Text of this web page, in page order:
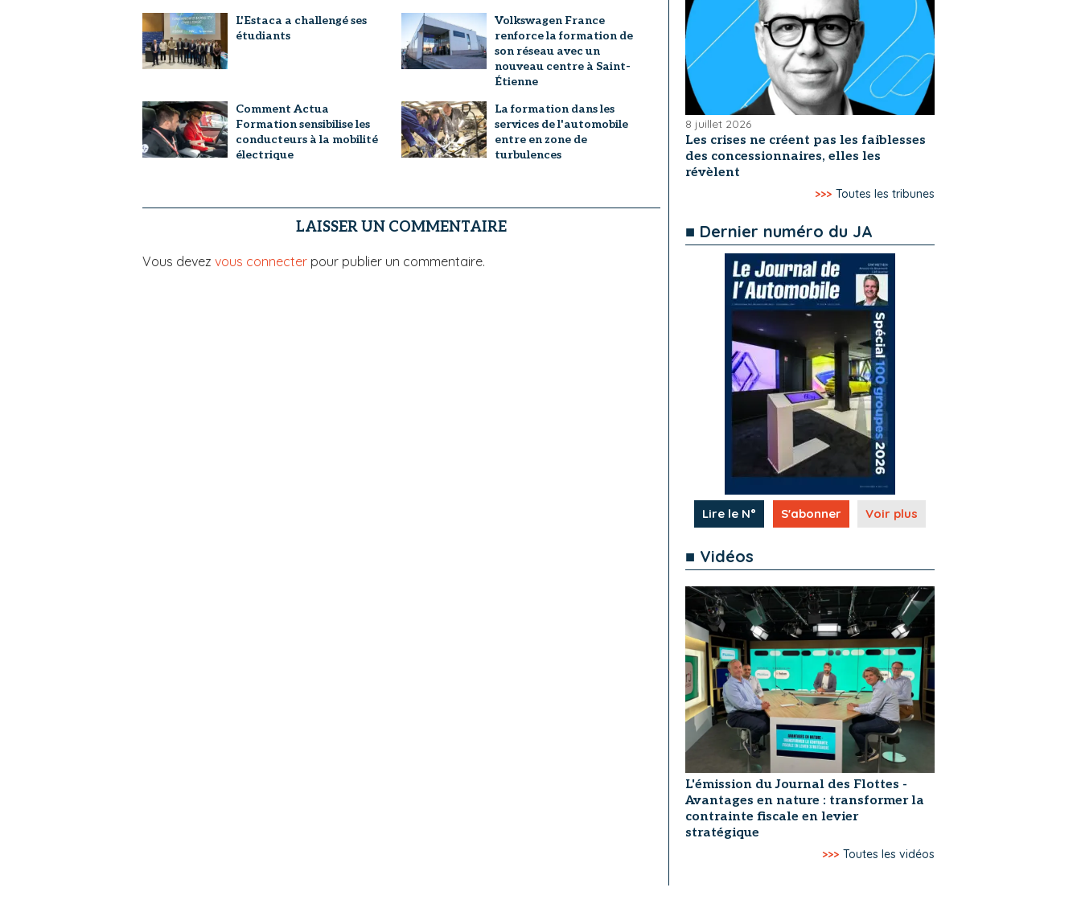
L'Estaca a challengé ses
étudiants
Volkswagen France
renforce la formation de
son réseau avec un
nouveau centre à Saint-
Étienne
Comment Actua
Formation sensibilise les
conducteurs à la mobilité
électrique
La formation dans les
services de l'automobile
entre en zone de
turbulences
LAISSER UN COMMENTAIRE
Vous devez vous connecter pour publier un commentaire.
8 juillet 2026
Les crises ne créent pas les faiblesses
des concessionnaires, elles les
révèlent
>>> Toutes les tribunes
■ Dernier numéro du JA
Lire le N° S'abonner Voir plus
■ Vidéos
L'émission du Journal des Flottes -
Avantages en nature : transformer la
contrainte fiscale en levier
stratégique
>>> Toutes les vidéos